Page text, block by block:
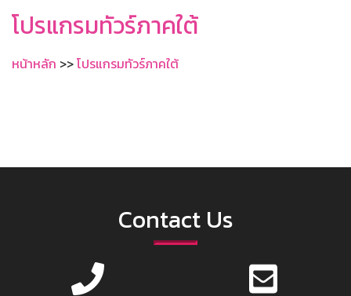
โปรแกรมทัวร์ภาคใต้
หน้าหลัก >>โปรแกรมทัวร์ภาคใต้
Contact Us